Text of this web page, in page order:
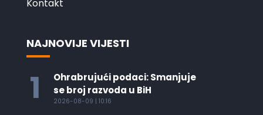
Kontakt
NAJNOVIJE VIJESTI
1
Ohrabrujući podaci: Smanjuje
se broj razvoda u BiH
2026-08-09 | 10:16